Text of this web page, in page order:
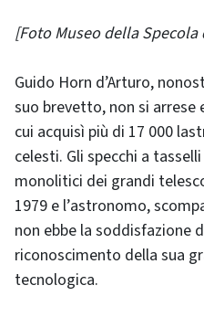
[Foto Museo della Specola
Guido Horn d’Arturo,
suo brevetto, non si
cui acquisì più di 17 000
celesti. Gli specchi a
monolitici dei grandi
1979 e l’astronomo,
non ebbe la soddisfazione
riconoscimento della sua
tecnologica.